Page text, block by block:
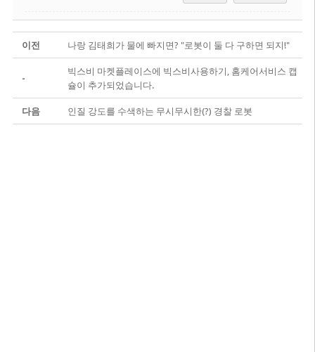
이전 나랑 김태희가 물에 빠지면? "로봇이 둘 다 구하면 되지!"
-
빅스비 마켓플레이스에 빅스비사용하기, 홈케어서비스 캡
슐이 추가되었습니다.
다음 인질 강도를 수색하는 무시무시한(?) 경찰 로봇